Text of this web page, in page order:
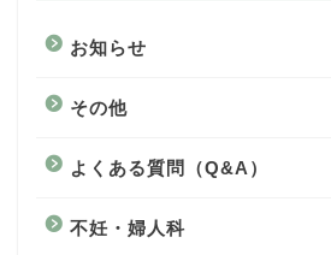
お知らせ
その他
よくある質問（Q&A）
不妊・婦人科